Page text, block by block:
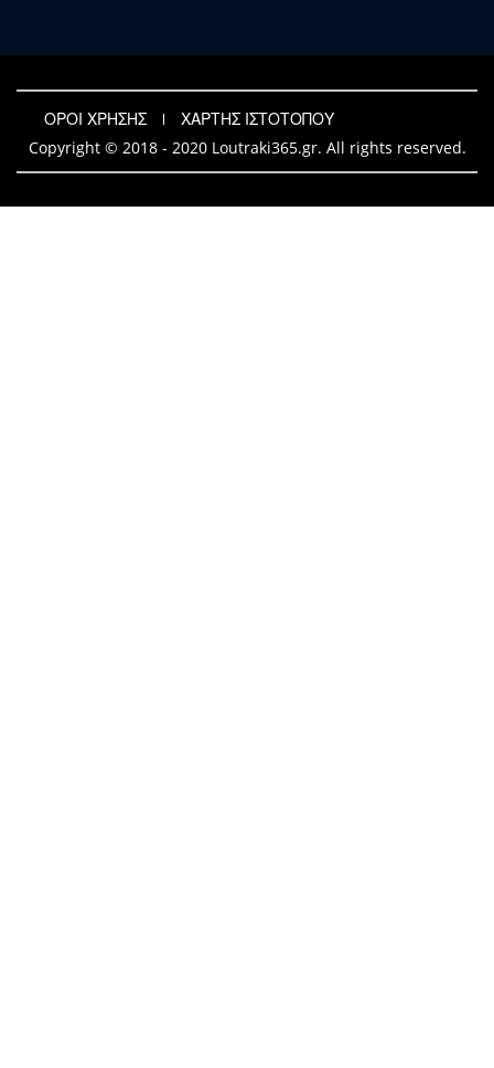
ΟΡΟΙ ΧΡΗΣΗΣ
ΧΑΡΤΗΣ ΙΣΤΟΤΟΠΟΥ
Copyright © 2018 - 2020 Loutraki365.gr. All rights reserved.